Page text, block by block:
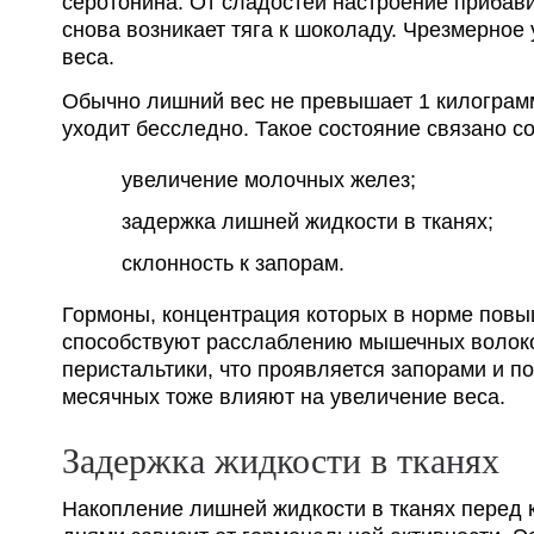
снова возникает тяга к шоколаду.
веса.
Обычно лишний вес не превышает 1
уходит бесследно. Такое состояние связано
увеличение молочных желез;
задержка лишней жидкости в тканях;
склонность к запорам.
Гормоны, концентрация которых в норме
способствуют расслаблению мышечных
перистальтики, что проявляется запорами и
месячных тоже влияют на увеличение веса.
Задержка жидкости в тканях
Накопление лишней жидкости в тканях перед